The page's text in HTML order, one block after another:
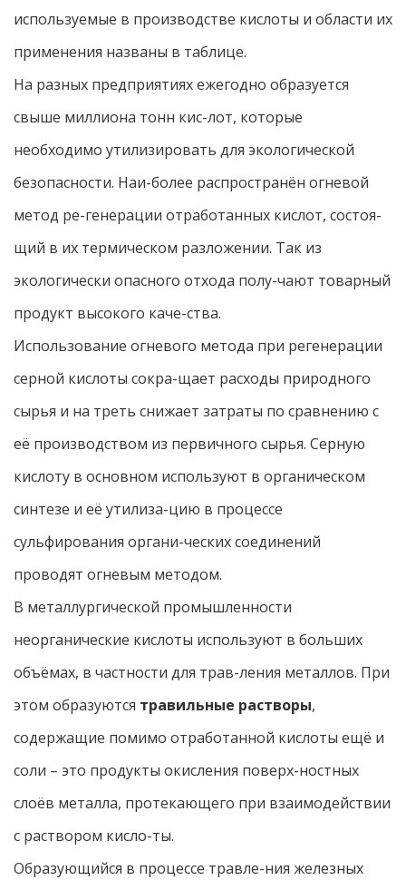
используемые в производстве кислоты и области их
применения названы в таблице.
На разных предприятиях ежегодно образуется
свыше миллиона тонн кис-лот, которые
необходимо утилизировать для экологической
безопасности. Наи-более распространён огневой
метод ре-генерации отработанных кислот, состоя-
щий в их термическом разложении. Так из
экологически опасного отхода полу-чают товарный
продукт высокого каче-ства.
Использование огневого метода при регенерации
серной кислоты сокра-щает расходы природного
сырья и на треть снижает затраты по сравнению с
её производством из первичного сырья. Серную
кислоту в основном используют в органическом
синтезе и её утилиза-цию в процессе
сульфирования органи-ческих соединений
проводят огневым методом.
В металлургической промышленности
неорганические кислоты используют в больших
объёмах, в частности для трав-ления металлов. При
этом образуются травильные растворы,
содержащие помимо отработанной кислоты ещё и
соли – это продукты окисления поверх-ностных
слоёв металла, протекающего при взаимодействии
с раствором кисло-ты.
Образующийся в процессе травле-ния железных